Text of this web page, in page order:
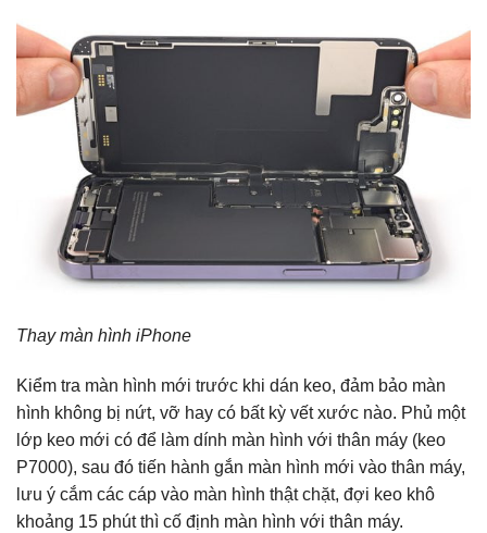
Thay màn hình iPhone
Kiểm tra màn hình mới trước khi dán keo, đảm bảo màn
hình không bị nứt, vỡ hay có bất kỳ vết xước nào. Phủ một
lớp keo mới có để làm dính màn hình với thân máy (keo
P7000), sau đó tiến hành gắn màn hình mới vào thân máy,
lưu ý cắm các cáp vào màn hình thật chặt, đợi keo khô
khoảng 15 phút thì cố định màn hình với thân máy.